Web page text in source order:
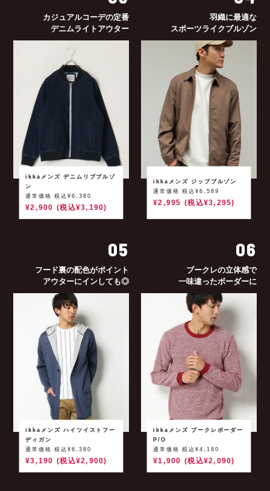
カジュアルコーデの定番
デニムライトアウター
ikkaメンズ デニムリブブルゾ
ン
通常価格 税込¥6,380
¥2,900 (税込¥3,190)
羽織に最適な
スポーツライクブルゾン
ikkaメンズ ジップブルゾン
通常価格 税込¥6,589
¥2,995 (税込¥3,295)
05
フード裏の配色がポイント
アウターにインしても◎
ikkaメンズ ハイツイストフー
ディガン
通常価格 税込¥6,380
¥3,190 (税込¥2,900)
06
ブークレの立体感で
一味違ったボーダーに
ikkaメンズ ブークレボーダー
P/O
通常価格 税込¥4,180
¥1,900 (税込¥2,090)